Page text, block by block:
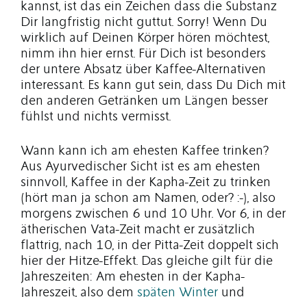
kannst, ist das ein Zeichen dass die Substanz
Dir langfristig nicht guttut. Sorry! Wenn Du
wirklich auf Deinen Körper hören möchtest,
nimm ihn hier ernst. Für Dich ist besonders
der untere Absatz über Kaffee-Alternativen
interessant. Es kann gut sein, dass Du Dich mit
den anderen Getränken um Längen besser
fühlst und nichts vermisst.
Wann kann ich am ehesten Kaffee trinken?
Aus Ayurvedischer Sicht ist es am ehesten
sinnvoll, Kaffee in der Kapha-Zeit zu trinken
(hört man ja schon am Namen, oder? :-), also
morgens zwischen 6 und 10 Uhr. Vor 6, in der
ätherischen Vata-Zeit macht er zusätzlich
flattrig, nach 10, in der Pitta-Zeit doppelt sich
hier der Hitze-Effekt. Das gleiche gilt für die
Jahreszeiten: Am ehesten in der Kapha-
Jahreszeit, also dem späten Winter und